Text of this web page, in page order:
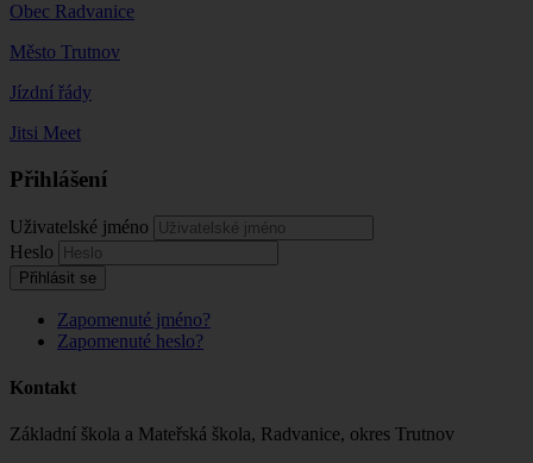
Obec Radvanice
Město Trutnov
Jízdní řády
Jitsi Meet
Přihlášení
Uživatelské jméno
Heslo
Přihlásit se
Zapomenuté jméno?
Zapomenuté heslo?
Kontakt
Základní škola a Mateřská škola, Radvanice, okres Trutnov